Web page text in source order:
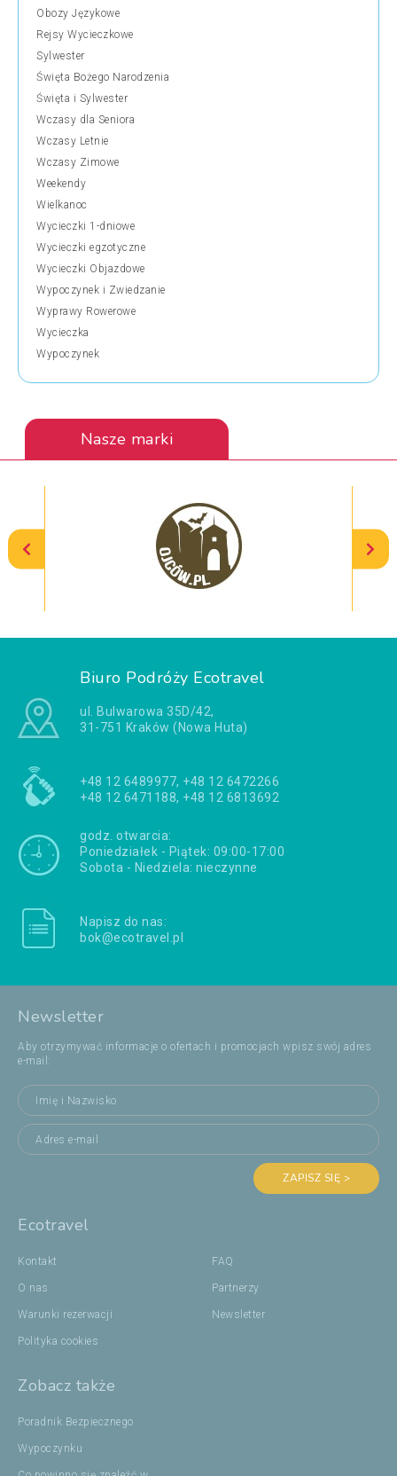
Obozy Językowe
Rejsy Wycieczkowe
Sylwester
Święta Bożego Narodzenia
Święta i Sylwester
Wczasy dla Seniora
Wczasy Letnie
Wczasy Zimowe
Weekendy
Wielkanoc
Wycieczki 1-dniowe
Wycieczki egzotyczne
Wycieczki Objazdowe
Wypoczynek i Zwiedzanie
Wyprawy Rowerowe
Wycieczka
Wypoczynek
Nasze marki
Biuro Podróży Ecotravel
ul. Bulwarowa 35D/42,
31-751 Kraków (Nowa Huta)
+48 12 6489977, +48 12 6472266
+48 12 6471188, +48 12 6813692
godz. otwarcia:
Poniedziałek - Piątek: 09:00-17:00
Sobota - Niedziela: nieczynne
Napisz do nas:
bok@ecotravel.pl
Newsletter
Aby otrzymywać informacje o ofertach i promocjach wpisz swój adres
e-mail:
ZAPISZ SIĘ >
Ecotravel
Kontakt
O nas
Warunki rezerwacji
Polityka cookies
FAQ
Partnerzy
Newsletter
Zobacz także
Poradnik Bezpiecznego
Wypoczynku